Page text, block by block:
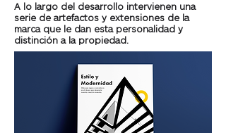
A lo largo del desarrollo intervienen una
serie de artefactos y extensiones de la
marca que le dan esta personalidad y
distinción a la propiedad.